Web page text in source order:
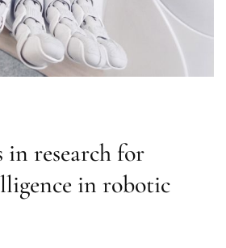
in research for
in robotic